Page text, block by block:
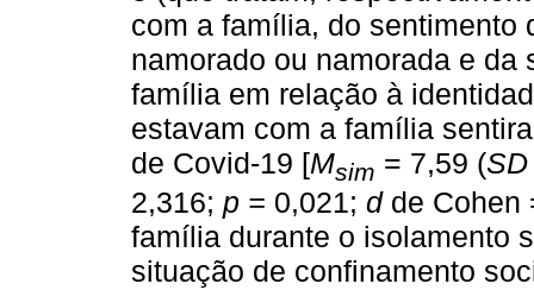
com a família, do sentimento
namorado ou namorada e
família em relação à
estavam com a família
de Covid-19 [Msim = 7,59 (
2,316; p = 0,021; dde Cohen
família durante o isolamento
situação de confinamento